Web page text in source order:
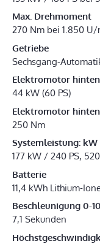
Max. Drehmoment
270 Nm bei 1.850 U/
Getriebe
Sechsgang-
Elektromotor
44 kW (60 PS)
Elektromotor
250 Nm
Systemleistung: kW
177 kW / 240 PS,
Batterie
11,4 kWh Lithium-
Beschleunigung 0-
7,1 Sekunden